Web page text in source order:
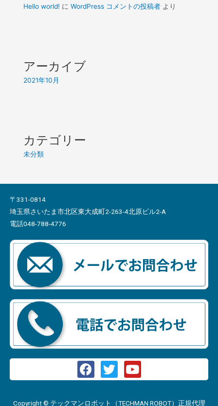
Hello world! にWordPress コメントの投稿者 より
アーカイブ
2021年10月
カテゴリー
未分類
〒331-0814
埼玉県さいたま市北区東大成町2-263-4北原ビル2-A
電話048-788-4776
Copyright © テックマンロボット（TECHMAN ROBOT）正規代理